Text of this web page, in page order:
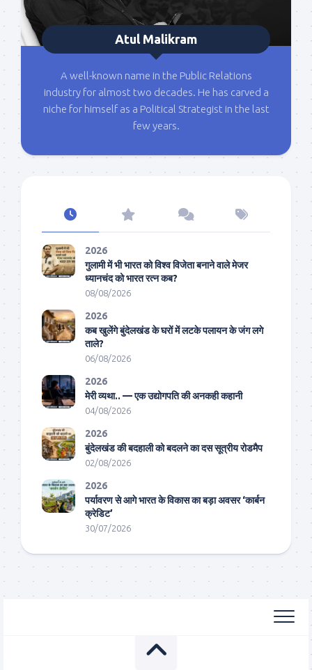
Atul Malikram
A well-known name in the Public Relations
industry for almost two decades. He has carved a
niche for himself as a Political Strategist in the last
few years.
2026
गुलामी में भी भारत को विश्व विजेता बनाने वाले मेजर
ध्यानचंद को भारत रत्न कब?
08/08/2026
2026
कब खुलेंगे बुंदेलखंड के घरों में लटके पलायन के जंग लगे
ताले?
06/08/2026
2026
मेरी व्यथा.. — एक उद्योगपति की अनकही कहानी
04/08/2026
2026
बुंदेलखंड की बदहाली को बदलने का दस सूत्रीय रोडमैप
02/08/2026
2026
पर्यावरण से आगे भारत के विकास का बड़ा अवसर ‘कार्बन
क्रेडिट’
30/07/2026